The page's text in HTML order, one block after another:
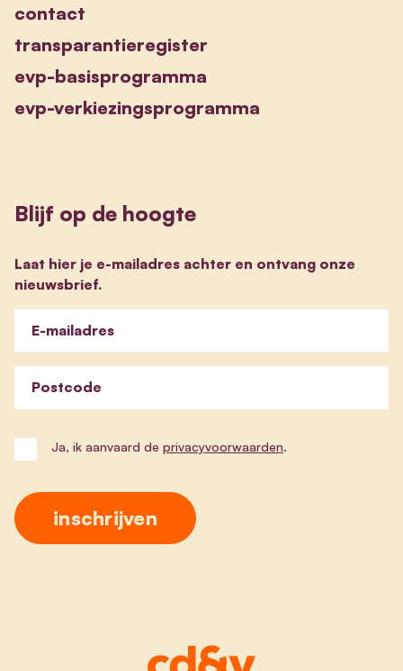
contact
transparantieregister
evp-basisprogramma
evp-verkiezingsprogramma
Blijf op de hoogte
Laat hier je e-mailadres achter en ontvang onze
nieuwsbrief.
E-mailadres
Postcode
Ja, ik aanvaard de privacyvoorwaarden.